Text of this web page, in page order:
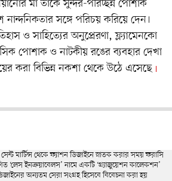
মা তাঁকে সুন্দর-পরিচ্ছন্ন পোশাক
সঙ্গে পরিচয় করিয়ে দেন।
ও সাহিত্যের অনুপ্রেরণা, ফ্ল্যামেনকো
পোশাক ও নাটকীয় রঙের ব্যবহার দেখা
করা বিভিন্ন নকশা থেকে উঠে এসেছে